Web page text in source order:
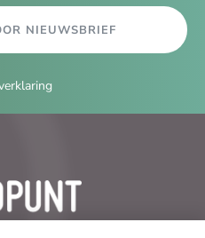
NIEUWSBRIEF